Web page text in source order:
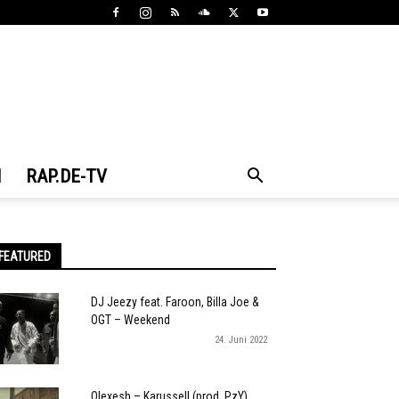
RAP.DE-TV
DJ Jeezy feat. Faroon, Billa Joe &
OGT – Weekend
24. Juni 2022